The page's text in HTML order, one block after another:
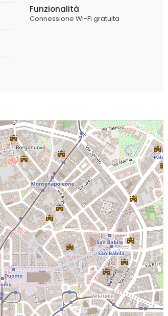
Funzionalità
Connessione Wi-Fi gratuita